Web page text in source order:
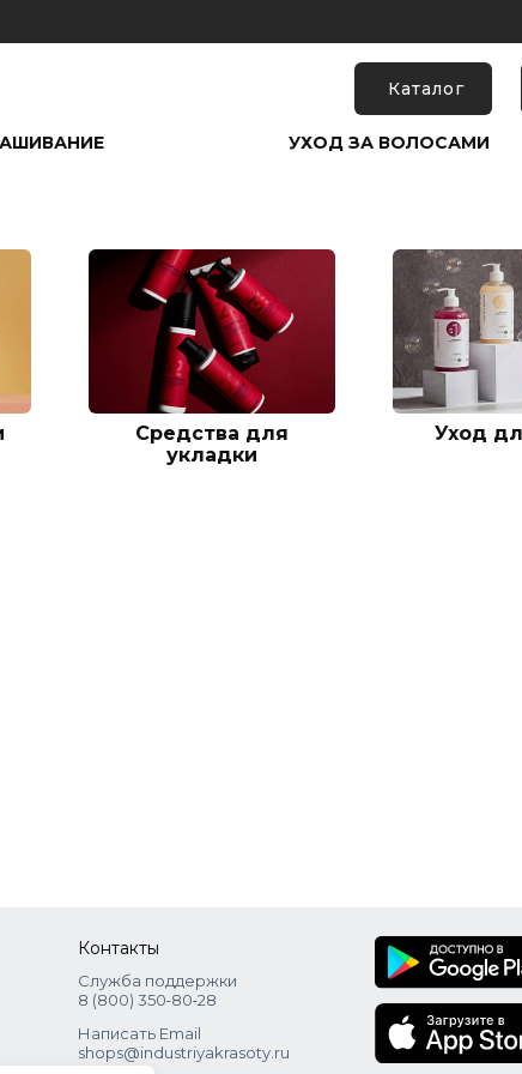
Каталог
УХОД ЗА ВОЛОСАМИ
Средства для
укладки
Уход
Контакты
Служба поддержки
8 (800) 350‑80‑28
Написать Email
shops@industriyakrasoty.ru